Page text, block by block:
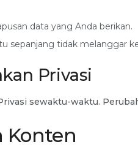
data yang Anda berikan.
sepanjang tidak melanggar
Privasi
sewaktu-waktu.
Konten